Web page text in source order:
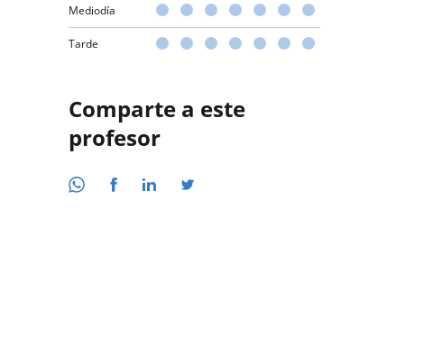
Mediodía
Tarde
Comparte a este
profesor